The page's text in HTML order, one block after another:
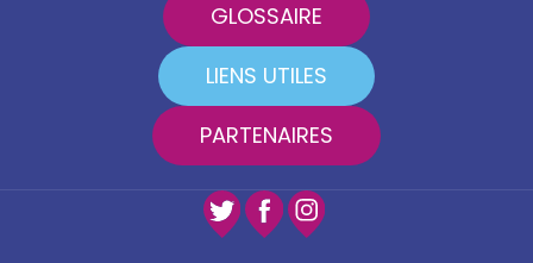
GLOSSAIRE
LIENS UTILES
PARTENAIRES